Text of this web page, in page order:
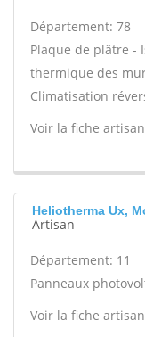
Département: 78
Plaque de plâtre -
thermique des
Climatisation
Voir la fiche
Heliotherma Ux,
Artisan
Département: 11
Panneaux
Voir la fiche